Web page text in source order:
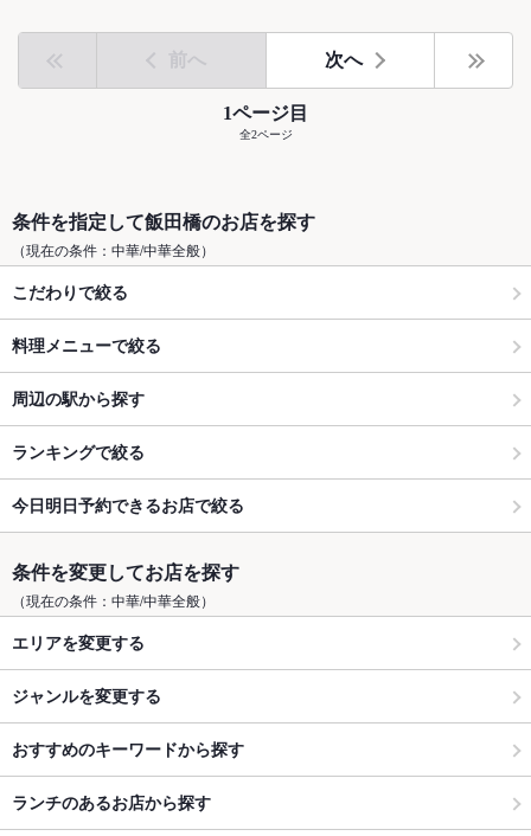
前へ 次へ
1ページ目
全2ページ
条件を指定して飯田橋のお店を探す
（現在の条件：中華/中華全般）
こだわりで絞る
料理メニューで絞る
周辺の駅から探す
ランキングで絞る
今日明日予約できるお店で絞る
条件を変更してお店を探す
（現在の条件：中華/中華全般）
エリアを変更する
ジャンルを変更する
おすすめのキーワードから探す
ランチのあるお店から探す